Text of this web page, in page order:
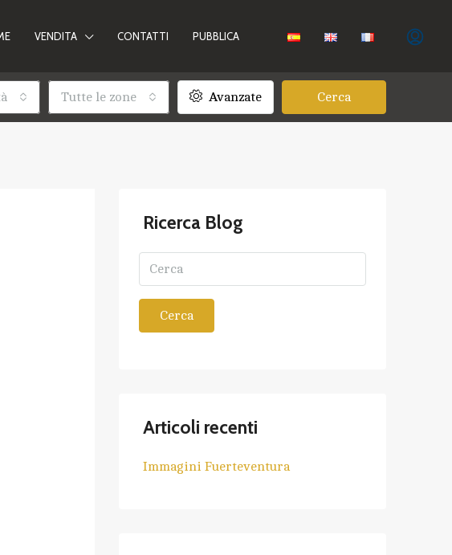
VENDITA CONTATTI PUBBLICA
Tutte le zone Avanzate Cerca
Ricerca Blog
Cerca
Articoli recenti
Immagini Fuerteventura